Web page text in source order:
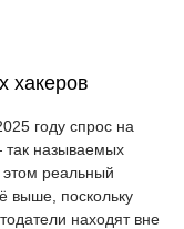
хакеров
году спрос на
так называемых
реальный
выше, поскольку
находят вне